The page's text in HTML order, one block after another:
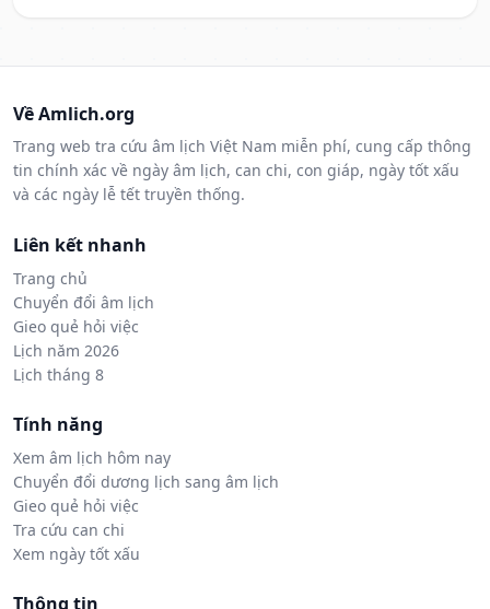
Về Amlich.org
Trang web tra cứu âm lịch Việt Nam miễn phí, cung cấp thông
tin chính xác về ngày âm lịch, can chi, con giáp, ngày tốt xấu
và các ngày lễ tết truyền thống.
Liên kết nhanh
Trang chủ
Chuyển đổi âm lịch
Gieo quẻ hỏi việc
Lịch năm 2026
Lịch tháng 8
Tính năng
Xem âm lịch hôm nay
Chuyển đổi dương lịch sang âm lịch
Gieo quẻ hỏi việc
Tra cứu can chi
Xem ngày tốt xấu
Thông tin